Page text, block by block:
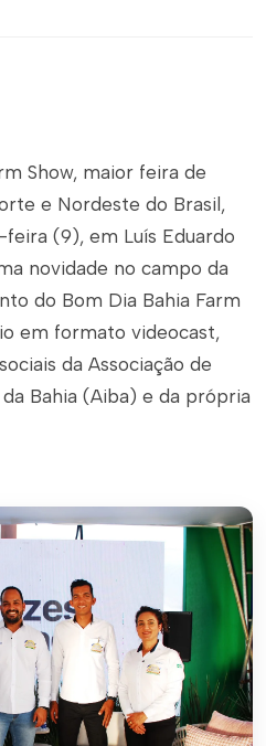
Show, maior feira de
e Nordeste do Brasil,
(9), em Luís Eduardo
novidade no campo da
do Bom Dia Bahia Farm
em formato videocast,
da Associação de
Bahia (Aiba) e da própria